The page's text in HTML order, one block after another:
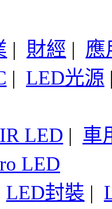
| 財經 | 應
| LED光源
IR LED | 車
LED
LED封裝 |